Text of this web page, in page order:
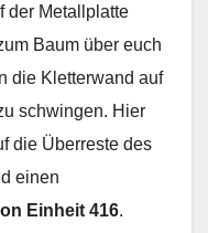
der Metallplatte
Baum über euch
die Kletterwand auf
schwingen. Hier
die Überreste des
einen
Einheit 416.